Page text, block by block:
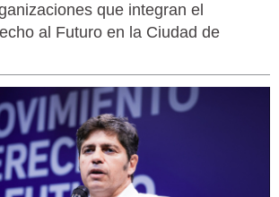
que integran el
al Futuro en la Ciudad de